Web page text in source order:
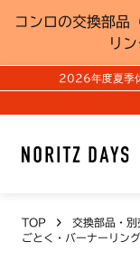
コンロの交換部品
リ
2026年度夏季
TOP
交換部品・別
ごとく・バーナーリン